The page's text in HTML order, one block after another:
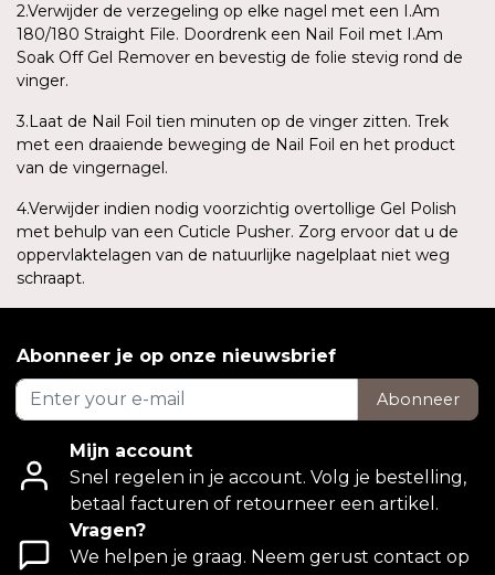
2.Verwijder de verzegeling op elke nagel met een I.Am
180/180 Straight File. Doordrenk een Nail Foil met I.Am
Soak Off Gel Remover en bevestig de folie stevig rond de
vinger.
3.Laat de Nail Foil tien minuten op de vinger zitten. Trek
met een draaiende beweging de Nail Foil en het product
van de vingernagel.
4.Verwijder indien nodig voorzichtig overtollige Gel Polish
met behulp van een Cuticle Pusher. Zorg ervoor dat u de
oppervlaktelagen van de natuurlijke nagelplaat niet weg
schraapt.
Abonneer je op onze nieuwsbrief
Abonneer
Mijn account
Snel regelen in je account. Volg je bestelling,
betaal facturen of retourneer een artikel.
Vragen?
We helpen je graag. Neem gerust contact op